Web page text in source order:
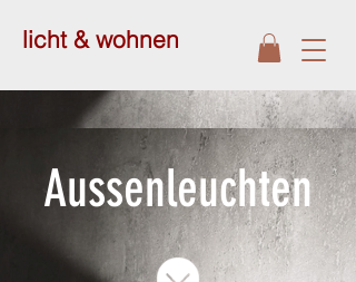
licht & wohnen
Aussenleuchten